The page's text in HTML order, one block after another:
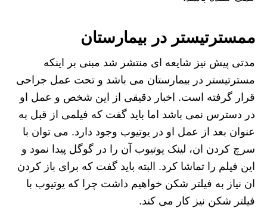
ممسترتیستر در بیمارستان
مدتی پیش نیز شایعه ای منتشر شد مبنی بر اینکه
مسترتیستر در بیمارستان می باشد و تحت عمل جراحی
قرار گرفته است. اخبار دقیقی از این شخص و عمل او
در دسترس نمی باشد اما باید گفت که فیلمی از قبل به
عنوان بعد از عمل او در یوتیوب وجود دارد. می توان با
سرچ کردن ان، لینک یوتیوب آن را در گوگل پیدا نمود و
این فیلم را تماشا کرد. البته باید گفت که برای باز کردن
ان نیاز به فیلتر شکن خواهیم داشت چرا که یوتیوب با
فیلتر شکن نیز کار می کند.